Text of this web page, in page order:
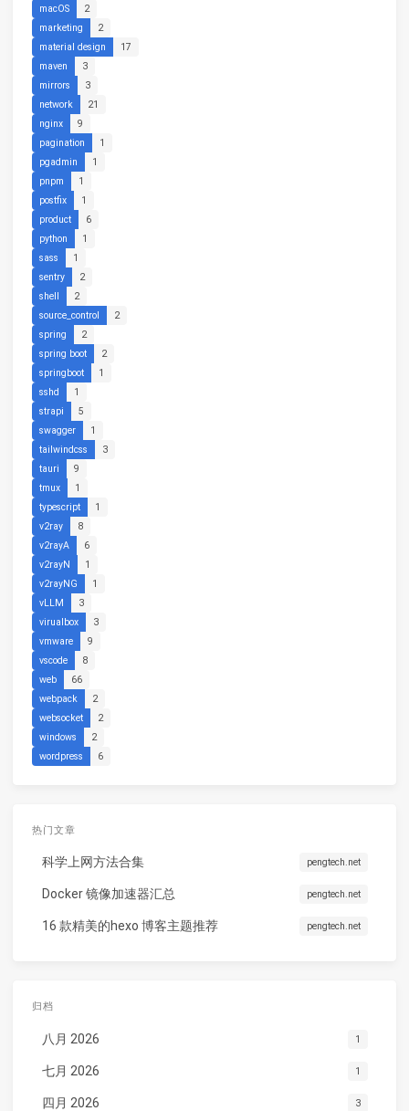
macOS
2
marketing
2
material design
17
maven
3
mirrors
3
network
21
nginx
9
pagination
1
pgadmin
1
pnpm
1
postfix
1
product
6
python
1
sass
1
sentry
2
shell
2
source_control
2
spring
2
spring boot
2
springboot
1
sshd
1
strapi
5
swagger
1
tailwindcss
3
tauri
9
tmux
1
typescript
1
v2ray
8
v2rayA
6
v2rayN
1
v2rayNG
1
vLLM
3
virualbox
3
vmware
9
vscode
8
web
66
webpack
2
websocket
2
windows
2
wordpress
6
热门文章
科学上网方法合集 pengtech.net
Docker 镜像加速器汇总 pengtech.net
16 款精美的hexo 博客主题推荐 pengtech.net
归档
八月 2026 1
七月 2026 1
四月 2026 3